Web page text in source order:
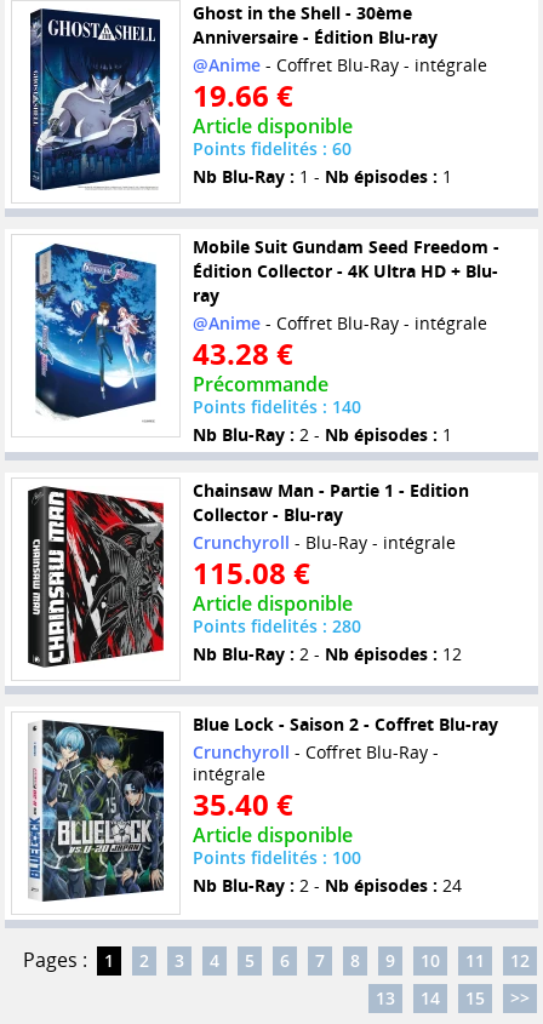
Ghost in the Shell - 30ème
Anniversaire - Édition Blu-ray
@Anime- Coffret Blu-Ray - intégrale
19.66 €
Article disponible
Points fidelités : 60
Nb Blu-Ray : 1 - Nb épisodes : 1
Mobile Suit Gundam Seed Freedom -
Édition Collector - 4K Ultra HD + Blu-
ray
@Anime- Coffret Blu-Ray - intégrale
43.28 €
Précommande
Points fidelités : 140
Nb Blu-Ray : 2 - Nb épisodes : 1
Chainsaw Man - Partie 1 - Edition
Collector - Blu-ray
Crunchyroll - Blu-Ray - intégrale
115.08 €
Article disponible
Points fidelités : 280
Nb Blu-Ray : 2 - Nb épisodes : 12
Blue Lock - Saison 2 - Coffret Blu-ray
Crunchyroll - Coffret Blu-Ray -
intégrale
35.40 €
Article disponible
Points fidelités : 100
Nb Blu-Ray : 2 - Nb épisodes : 24
Pages : 1 2 3 4 5 6 7 8 9 10 11
12
13
14 15 >>